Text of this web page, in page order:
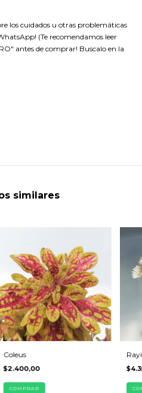
los cuidados u otras problemáticas
(Te recomendamos leer
antes de comprar! Buscalo en la
similares
Coleus
$2.400,00
COMPRAR